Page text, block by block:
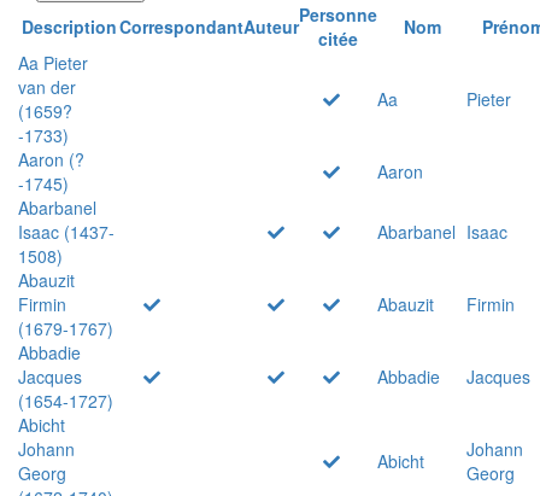
DescriptionCorrespondantAuteurPersonne
citée
Nom
Aa Pieter
van der
(1659?
-1733)
Aa Pieter
Aaron (?
-1745)
Aaron
Abarbanel
Isaac (1437-
1508)
Abarbanel Isaac
Abauzit
Firmin
(1679-1767)
Abauzit
Firmin
Abbadie
Jacques
(1654-1727)
Abbadie
Jacques
Abicht
Johann
Georg
Abicht
Johann
Georg